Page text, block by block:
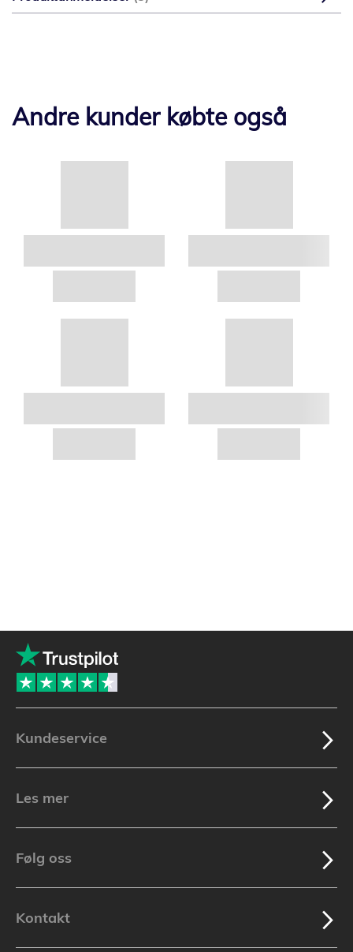
Andre kunder købte også
Kundeservice
Les mer
Følg oss
Kontakt